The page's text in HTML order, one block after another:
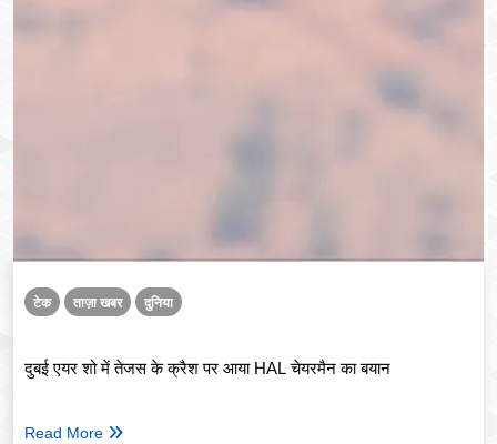
टेक ताज़ा खबर दुनिया
दुबई एयर शो में तेजस के क्रैश पर आया HAL चेयरमैन का बयान
Read More